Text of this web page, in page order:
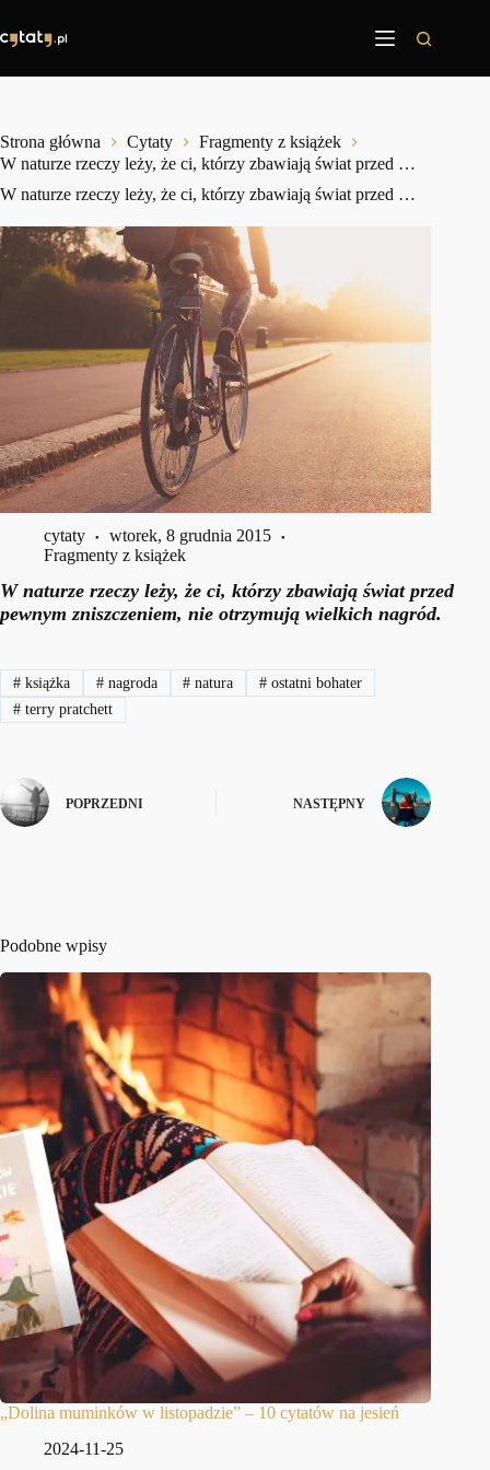
treści
Strona główna Cytaty
Fragmenty z książek
W naturze rzeczy leży, że ci, którzy zbawiają świat przed …
W naturze rzeczy leży, że ci, którzy zbawiają świat przed …
cytaty
wtorek, 8 grudnia 2015
Fragmenty z książek
W naturze rzeczy leży, że ci, którzy zbawiają świat przed
pewnym zniszczeniem, nie otrzymują wielkich nagród.
#książka #nagroda # natura # ostatni bohater
#terry pratchett
POPRZEDNI NASTĘPNY
Podobne wpisy
„Dolina muminków w listopadzie” – 10 cytatów na jesień
2024-11-25